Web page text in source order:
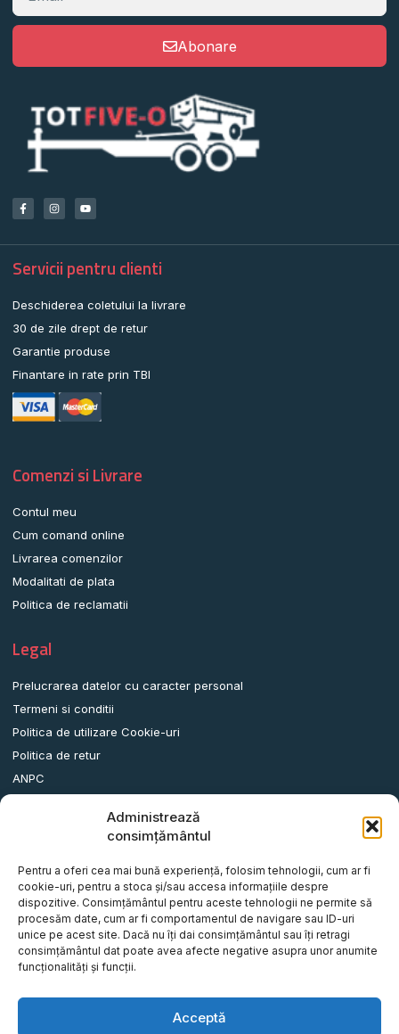
Administrează
consimțământul
Pentru a oferi cea mai bună experiență, folosim tehnologii, cum ar fi
cookie-uri, pentru a stoca și/sau accesa informațiile despre
dispozitive. Consimțământul pentru aceste tehnologii ne permite să
procesăm date, cum ar fi comportamentul de navigare sau ID-uri
unice pe acest site. Dacă nu îți dai consimțământul sau îți retragi
consimțământul dat poate avea afecte negative asupra unor anumite
funcționalități și funcții.
Acceptă
Abonare
Servicii pentru clienti
Deschiderea coletului la livrare
30 de zile drept de retur
Garantie produse
Finantare in rate prin TBI
Comenzi si Livrare
Contul meu
Cum comand online
Livrarea comenzilor
Modalitati de plata
Politica de reclamatii
Legal
Prelucrarea datelor cu caracter personal
Termeni si conditii
Politica de utilizare Cookie-uri
Politica de retur
ANPC
info@remorci-platforme.ro
0786.720.706
0786.720.707
0786.720.708